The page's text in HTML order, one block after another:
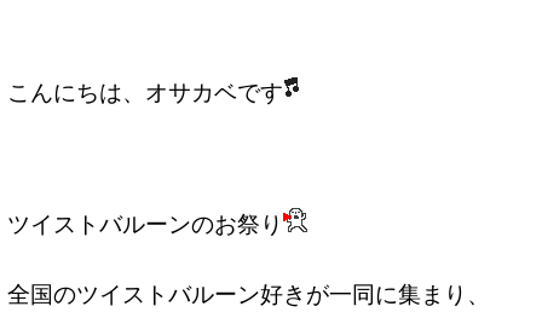
こんにちは、オサカベです
ツイストバルーンのお祭り
全国のツイストバルーン好きが一同に集まり、